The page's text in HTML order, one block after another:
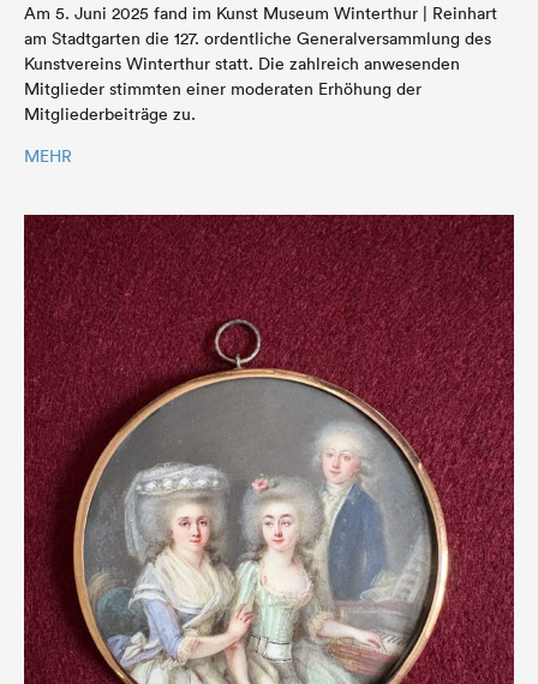
Am 5. Juni 2025 fand im Kunst Museum Winterthur | Reinhart
am Stadtgarten die 127. ordentliche Generalversammlung des
Kunstvereins Winterthur statt. Die zahlreich anwesenden
Mitglieder stimmten einer moderaten Erhöhung der
Mitgliederbeiträge zu.
MEHR